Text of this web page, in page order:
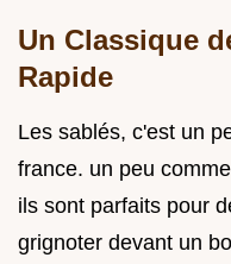
Un Classique
Rapide
Les sablés, c'est un
france. un peu
ils sont parfaits pour
grignoter devant un